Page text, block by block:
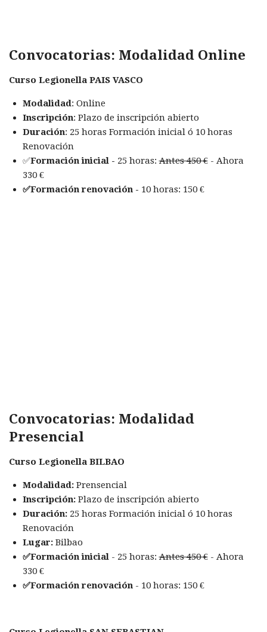
Convocatorias: Modalidad Online
Curso Legionella PAIS VASCO
Modalidad: Online
Inscripción: Plazo de inscripción abierto
Duración: 25 horas Formación inicial ó 10 horas
Renovación
✅Formación inicial - 25 horas:Antes 450 €- Ahora
330 €
✅Formación renovación - 10 horas: 150 €
Convocatorias: Modalidad
Presencial
Curso Legionella BILBAO
Modalidad: Prensencial
Inscripción: Plazo de inscripción abierto
Duración:25 horas Formación inicial ó 10 horas
Renovación
Lugar: Bilbao
✅Formación inicial- 25 horas:Antes 450 €- Ahora
330 €
✅Formación renovación- 10 horas: 150 €